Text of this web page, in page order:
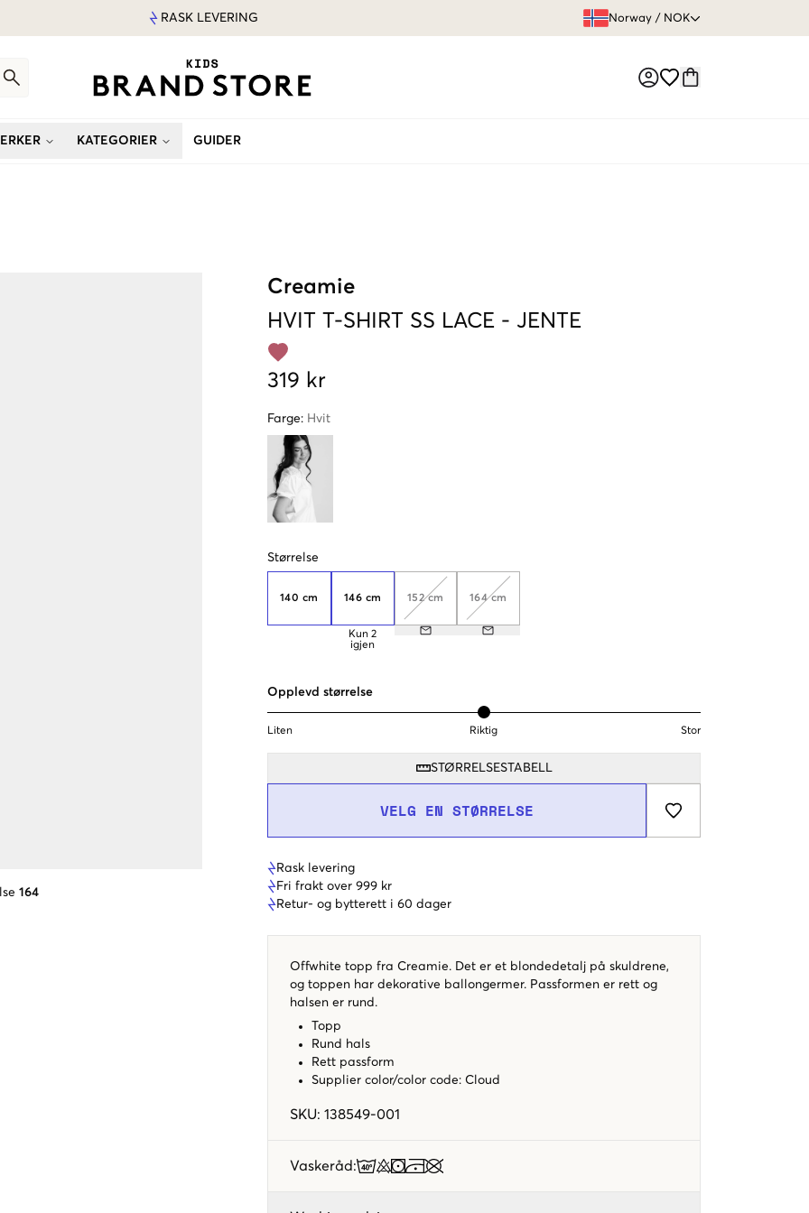
RASK LEVERING Norway / NOK
KATEGORIER GUIDER
164
Creamie
HVIT T-SHIRT SS LACE - JENTE
319 kr
Farge: Hvit
Størrelse
140 cm 146 cm
Kun 2
igjen
152 cm 164 cm
Opplevd størrelse
Liten Riktig Stor
STØRRELSESTABELL
VELG EN STØRRELSE
Rask levering
Fri frakt over 999 kr
Retur- og bytterett i 60 dager
Offwhite topp fra Creamie. Det er et blondedetalj på skuldrene,
og toppen har dekorative ballongermer. Passformen er rett og
halsen er rund.
Topp
Rund hals
Rett passform
Supplier color/color code: Cloud
SKU: 138549-001
Vaskeråd: